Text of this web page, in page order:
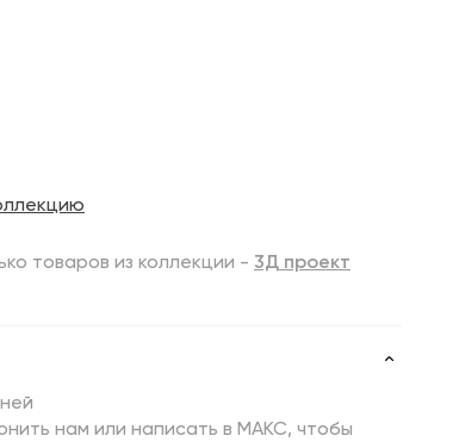
товаров из коллекции - 3Д проект
нам или написать в МАКС, чтобы